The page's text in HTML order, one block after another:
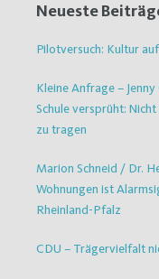
Neueste
Pilotversuch: Kultur auf
Kleine Anfrage –
Schule versprüht:
zu tragen
Marion Schneid / Dr.
Wohnungen ist
Rheinland-Pfalz
CDU – Trägervielfalt